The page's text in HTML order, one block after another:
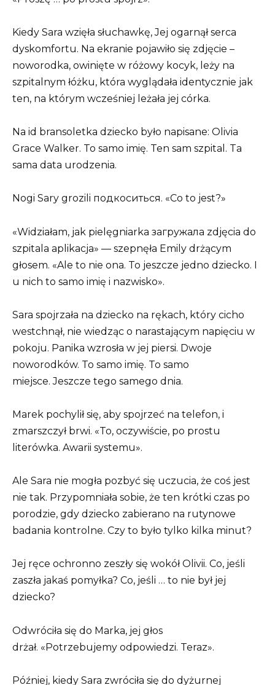
Kiedy Sara wzięła słuchawkę, Jej ogarnął serca
dyskomfortu. Na ekranie pojawiło się zdjęcie –
noworodka, owinięte w różowy kocyk, leży na
szpitalnym łóżku, która wyglądała identycznie jak
ten, na którym wcześniej leżała jej córka.
Na id bransoletka dziecko było napisane: Olivia
Grace Walker. To samo imię. Ten sam szpital. Ta
sama data urodzenia.
Nogi Sary grozili подкоситься. «Co to jest?»
«Widziałam, jak pielęgniarka загружала zdjęcia do
szpitala aplikacja» — szepnęła Emily drżącym
głosem. «Ale to nie ona. To jeszcze jedno dziecko. I
u nich to samo imię i nazwisko».
Sara spojrzała na dziecko na rękach, który cicho
westchnął, nie wiedząc o narastającym napięciu w
pokoju. Panika wzrosła w jej piersi. Dwoje
noworodków. To samo imię. To samo
miejsce. Jeszcze tego samego dnia.
Marek pochylił się, aby spojrzeć na telefon, i
zmarszczył brwi. «To, oczywiście, po prostu
literówka. Awarii systemu».
Ale Sara nie mogła pozbyć się uczucia, że coś jest
nie tak. Przypomniała sobie, że ten krótki czas po
porodzie, gdy dziecko zabierano na rutynowe
badania kontrolne. Czy to było tylko kilka minut?
Jej ręce ochronno zeszły się wokół Olivii. Co, jeśli
zaszła jakaś pomyłka? Co, jeśli … to nie był jej
dziecko?
Odwróciła się do Marka, jej głos
drżał. «Potrzebujemy odpowiedzi. Teraz».
Później, kiedy Sara zwróciła się do dyżurnej